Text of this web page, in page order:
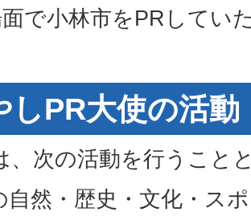
で小林市をPRしてい
しPR大使の活動
、次の活動を行うこと
自然・歴史・文化・ス